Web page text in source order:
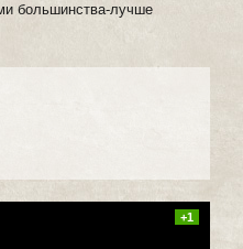
большинства-лучше
+1